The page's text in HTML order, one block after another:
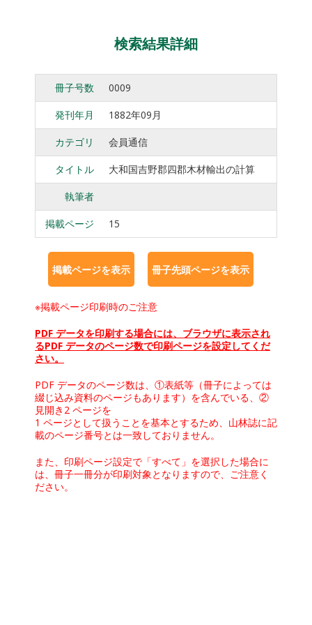
検索結果詳細
冊子号数 0009
発刊年月 1882年09月
カテゴリ 会員通信
タイトル 大和国吉野郡四郡木材輸出の計算
執筆者
掲載ページ 15
※掲載ページ印刷時のご注意
PDF データを印刷する場合には、ブラウザに表示され
るPDF データのページ数で印刷ページを設定してくだ
さい。
PDF データのページ数は、①表紙等（冊子によっては
綴じ込み資料のページもあります）を含んでいる、②
見開き2 ページを
1 ページとして扱うことを基本とするため、山林誌に記
載のページ番号とは一致しておりません。
また、印刷ページ設定で「すべて」を選択した場合に
は、冊子一冊分が印刷対象となりますので、ご注意く
ださい。